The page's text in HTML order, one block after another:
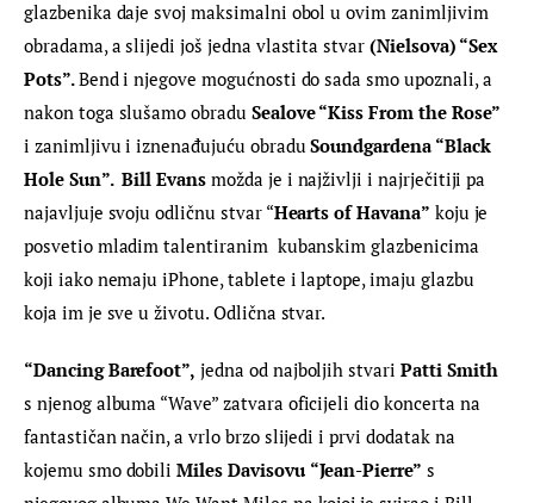
glazbenika daje svoj maksimalni obol u ovim zanimljivim
obradama, a slijedi još jedna vlastita stvar (Nielsova) “Sex
Pots”. Bend i njegove mogućnosti do sada smo upoznali, a
nakon toga slušamo obradu Sealove “Kiss From the Rose”
i zanimljivu i iznenađujuću obradu Soundgardena “Black
Hole Sun”. Bill Evans možda je i najživlji i najrječitiji pa
najavljuje svoju odličnu stvar “Hearts of Havana” koju je
posvetio mladim talentiranim  kubanskim glazbenicima
koji iako nemaju iPhone, tablete i laptope, imaju glazbu
koja im je sve u životu. Odlična stvar.
“Dancing Barefoot”, jedna od najboljih stvari Patti Smith
s njenog albuma “Wave” zatvara oficijeli dio koncerta na
fantastičan način, a vrlo brzo slijedi i prvi dodatak na
kojemu smo dobili Miles Davisovu “Jean-Pierre” s